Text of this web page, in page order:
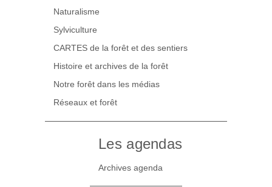
Naturalisme
Sylviculture
CARTES de la forêt et des sentiers
Histoire et archives de la forêt
Notre forêt dans les médias
Réseaux et forêt
Les agendas
Archives agenda